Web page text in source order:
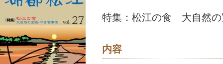
特集：松江の食 大自然の
内容